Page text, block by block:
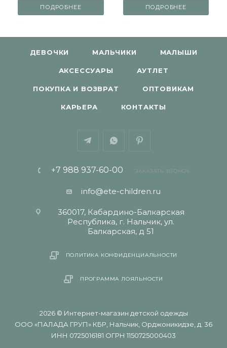
ПОДРОБНЕЕ ПОДРОБНЕЕ
ДЕВОЧКИ МАЛЬЧИКИ МАЛЫШИ
АКСЕССУАРЫ АУТЛЕТ
ПОКУПКА И ВОЗВРАТ ОПТОВИКАМ
КАРЬЕРА КОНТАКТЫ
+7 988 937-60-00 ЗАКАЗАТЬ ЗВОНОК
info@ete-children.ru
360017, Кабардино-Балкарская
Республика, г. Нальчик, ул.
Балкарская, д 51
ПОЛИТИКА КОНФИДЕНЦИАЛЬНОСТИ
ПРОГРАММА ЛОЯЛЬНОСТИ
2026 © Интернет-магазин детской одежды
ООО «ПАЛАДА ГРУП» КБР, Нальчик, Орджоникидзе, д. 36
ИНН 0725016181 ОГРН 1150725000403